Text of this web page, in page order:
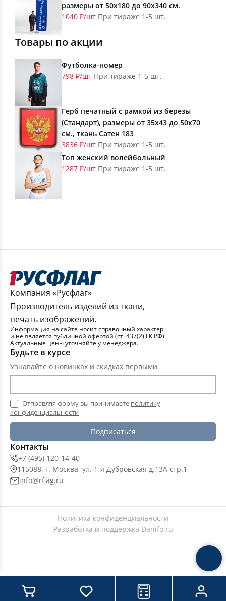
размеры от 50х180 до 90х340 см.
1040 ₽/шт При тираже 1-5 шт.
Товары по акции
Футболка-номер
798 ₽/шт При тираже 1-5 шт.
Герб печатный с рамкой из березы
(Стандарт), размеры от 35х43 до 50х70
см., ткань Сатен 183
3836 ₽/шт При тираже 1-5 шт.
Топ женский волейбольный
1287 ₽/шт При тираже 1-5 шт.
Компания «Русфлаг»
Производитель изделий из ткани,
печать изображений.
Информация на сайте носит справочный характер
и не является публичной офертой (ст. 437(2) ГК РФ).
Актуальные цены уточняйте у менеджера.
Будьте в курсе
Узнавайте о новинках и скидках первыми
Отправляя форму вы принимаете политику
конфиденциальности
Подписаться
Контакты
+7 (495) 120-14-40
115088, г. Москва, ул. 1-я Дубровская д.13А стр.1
info@rflag.ru
Политика конфиденциальности
Разработка и поддержка Danifo.ru